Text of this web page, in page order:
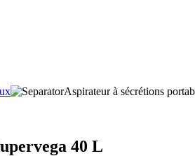
Aspirateur à sécrétions
40 L